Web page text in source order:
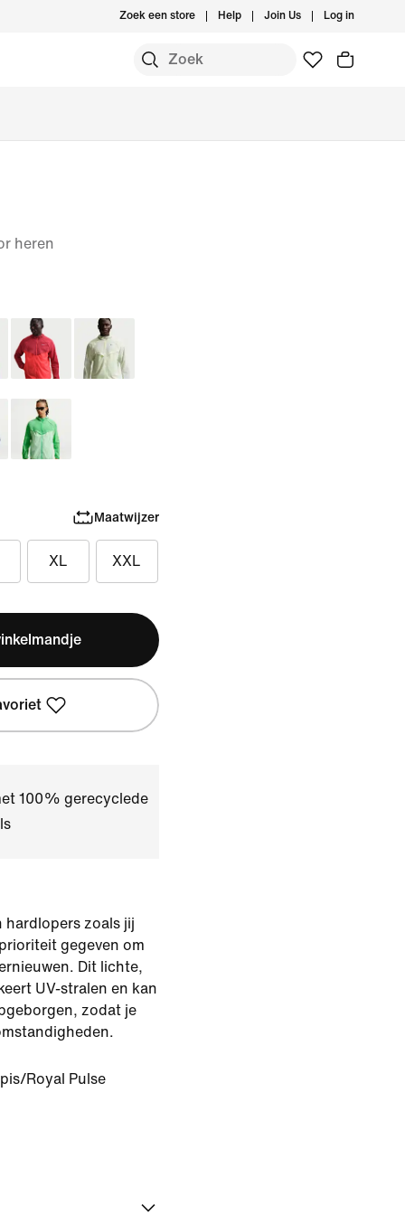
Zoek een store Help Join Us Log in
heren
Maatwijzer
XL XXL
100% gerecyclede
hardlopers zoals jij
gegeven om
Dit lichte,
UV-stralen en kan
zodat je
Royal Pulse